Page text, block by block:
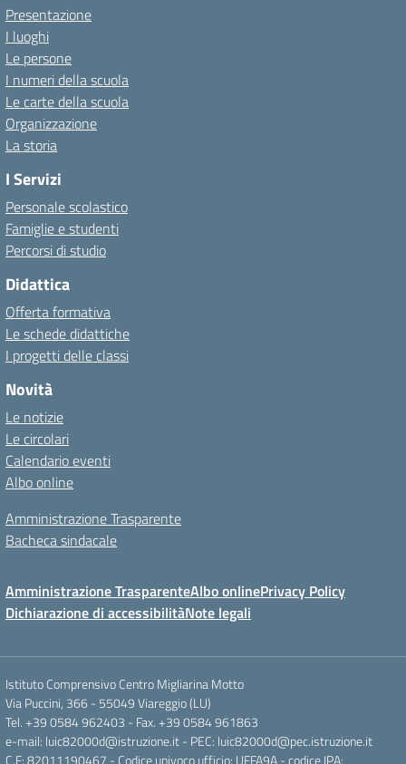
Presentazione
I luoghi
Le persone
I numeri della scuola
Le carte della scuola
Organizzazione
La storia
I Servizi
Personale scolastico
Famiglie e studenti
Percorsi di studio
Didattica
Offerta formativa
Le schede didattiche
I progetti delle classi
Novità
Le notizie
Le circolari
Calendario eventi
Albo online
Amministrazione Trasparente
Bacheca sindacale
Amministrazione TrasparenteAlbo onlinePrivacy Policy
Dichiarazione di accessibilitàNote legali
Istituto Comprensivo Centro Migliarina Motto
Via Puccini, 366 - 55049 Viareggio (LU)
Tel. +39 0584 962403 - Fax. +39 0584 961863
e-mail: luic82000d@istruzione.it - PEC: luic82000d@pec.istruzione.it
C.F: 82011190467 - Codice univoco ufficio: UFFA9A - codice IPA: